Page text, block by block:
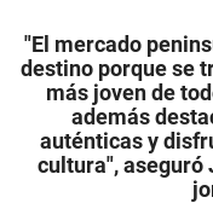
"El mercado
destino porque se
más joven de
además
auténticas y
cultura", aseguró